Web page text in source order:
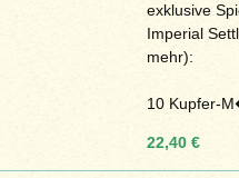
exklusive
Imperial
mehr):
10 Kupfer-
22,40 €